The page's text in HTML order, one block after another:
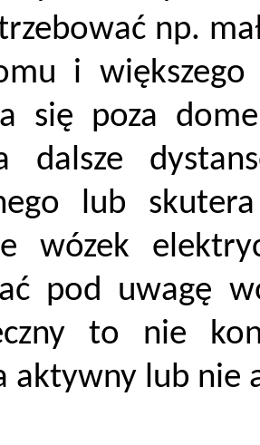
np.
i większego
się poza
dalsze
lub
wózek
pod uwagę
to nie
aktywny lub nie